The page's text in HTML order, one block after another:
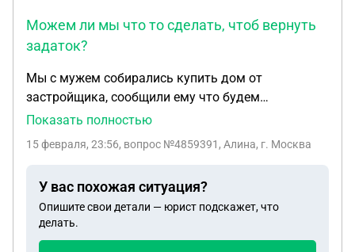
Можем ли мы что то сделать, чтоб вернуть
задаток?
Мы с мужем собирались купить дом от
застройщика, сообщили ему что будем
использовать семейную ипотеку и мат капитал.
участок 10 соток(из которых 7 у него в
переуступку). Заключили соглашение о задатке,
дали 150000. Цена дома 11 млн. В соглашении не
указали о тех 3 сотках, так как они ему не
Показать полностью
15 февраля, 23:56, вопрос №4859391, Алина, г. Москва
У вас похожая ситуация?
Опишите свои детали — юрист подскажет, что
делать.